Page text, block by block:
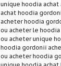
unique hoodia
achat hoodia
acheter hoodia
ou acheter le
ou acheter unique
hoodia gordonii
ou acheter hoodia